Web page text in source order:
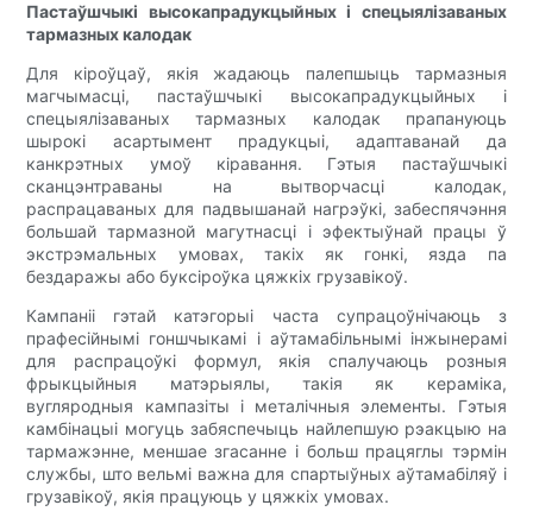
Пастаўшчыкі высокапрадукцыйных і спецыялізаваных
тармазных калодак
Для кіроўцаў, якія жадаюць палепшыць тармазныя
магчымасці, пастаўшчыкі высокапрадукцыйных і
спецыялізаваных тармазных калодак прапануюць
шырокі асартымент прадукцыі, адаптаванай да
канкрэтных умоў кіравання. Гэтыя пастаўшчыкі
сканцэнтраваны на вытворчасці калодак,
распрацаваных для падвышанай нагрэўкі, забеспячэння
большай тармазной магутнасці і эфектыўнай працы ў
экстрэмальных умовах, такіх як гонкі, язда па
бездаражы або буксіроўка цяжкіх грузавікоў.
Кампаніі гэтай катэгорыі часта супрацоўнічаюць з
прафесійнымі гоншчыкамі і аўтамабільнымі інжынерамі
для распрацоўкі формул, якія спалучаюць розныя
фрыкцыйныя матэрыялы, такія як кераміка,
вугляродныя кампазіты і металічныя элементы. Гэтыя
камбінацыі могуць забяспечыць найлепшую рэакцыю на
тармажэнне, меншае згасанне і больш працяглы тэрмін
службы, што вельмі важна для спартыўных аўтамабіляў і
грузавікоў, якія працуюць у цяжкіх умовах.